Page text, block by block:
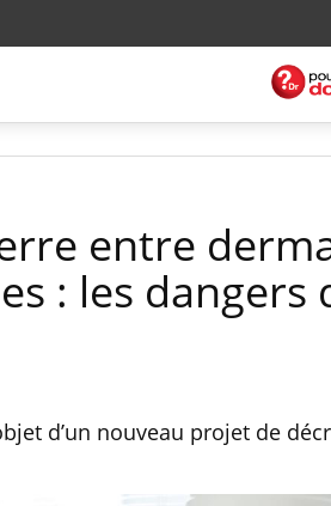
entre
: les dangers
d’un nouveau projet de